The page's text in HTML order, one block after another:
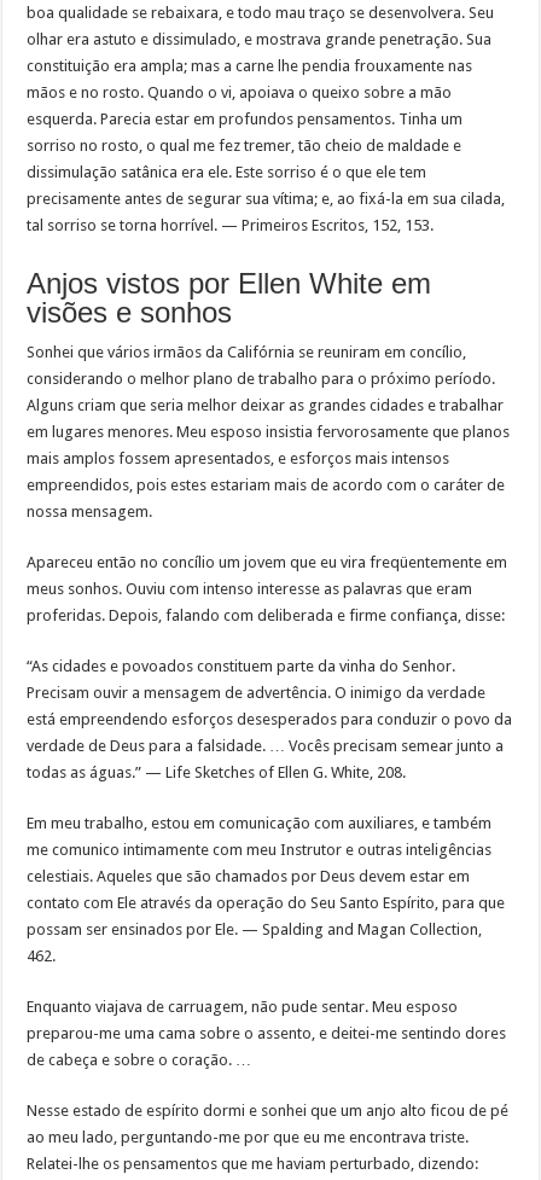
boa qualidade se rebaixara, e todo mau traço se desenvolvera. Seu
olhar era astuto e dissimulado, e mostrava grande penetração. Sua
constituição era ampla; mas a carne lhe pendia frouxamente nas
mãos e no rosto. Quando o vi, apoiava o queixo sobre a mão
esquerda. Parecia estar em profundos pensamentos. Tinha um
sorriso no rosto, o qual me fez tremer, tão cheio de maldade e
dissimulação satânica era ele. Este sorriso é o que ele tem
precisamente antes de segurar sua vítima; e, ao fixá-la em sua cilada,
tal sorriso se torna horrível. — Primeiros Escritos, 152, 153.
Anjos vistos por Ellen White em
visões e sonhos
Sonhei que vários irmãos da Califórnia se reuniram em concílio,
considerando o melhor plano de trabalho para o próximo período.
Alguns criam que seria melhor deixar as grandes cidades e trabalhar
em lugares menores. Meu esposo insistia fervorosamente que planos
mais amplos fossem apresentados, e esforços mais intensos
empreendidos, pois estes estariam mais de acordo com o caráter de
nossa mensagem.
Apareceu então no concílio um jovem que eu vira freqüentemente em
meus sonhos. Ouviu com intenso interesse as palavras que eram
proferidas. Depois, falando com deliberada e firme confiança, disse:
“As cidades e povoados constituem parte da vinha do Senhor.
Precisam ouvir a mensagem de advertência. O inimigo da verdade
está empreendendo esforços desesperados para conduzir o povo da
verdade de Deus para a falsidade. … Vocês precisam semear junto a
todas as águas.” — Life Sketches of Ellen G. White, 208.
Em meu trabalho, estou em comunicação com auxiliares, e também
me comunico intimamente com meu Instrutor e outras inteligências
celestiais. Aqueles que são chamados por Deus devem estar em
contato com Ele através da operação do Seu Santo Espírito, para que
possam ser ensinados por Ele. — Spalding and Magan Collection,
462.
Enquanto viajava de carruagem, não pude sentar. Meu esposo
preparou-me uma cama sobre o assento, e deitei-me sentindo dores
de cabeça e sobre o coração. …
Nesse estado de espírito dormi e sonhei que um anjo alto ficou de pé
ao meu lado, perguntando-me por que eu me encontrava triste.
Relatei-lhe os pensamentos que me haviam perturbado, dizendo: